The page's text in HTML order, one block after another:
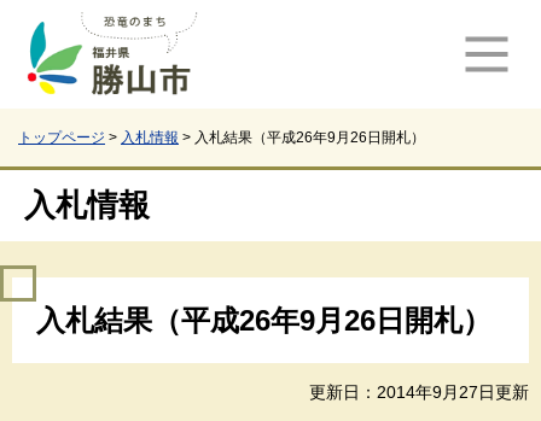
で
ば
本
文
トップページ > 入札情報 > 入札結果（平成26年9月26日開札）
入札情報
入札結果（平成26年9月26日開札）
更新日：2014年9月27日更新